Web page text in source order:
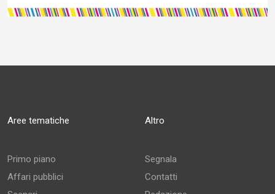
Aree tematiche
Primo piano
Affari pubblici
Altro
Segnala
Contatti